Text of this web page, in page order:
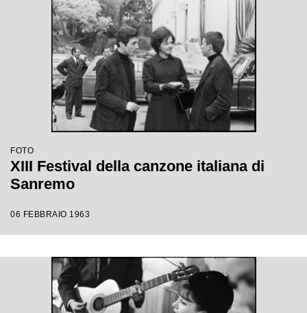
FOTO
XIII Festival della canzone italiana di
Sanremo
06 FEBBRAIO 1963